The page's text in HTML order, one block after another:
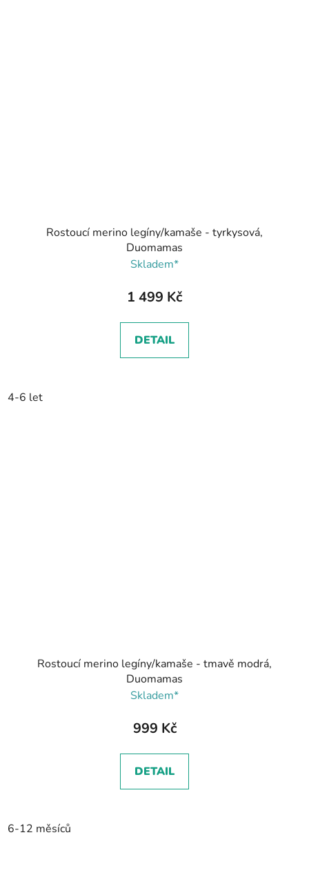
Rostoucí merino legíny/kamaše - tyrkysová,
Duomamas
Skladem*
1 499 Kč
DETAIL
4-6 let
Rostoucí merino legíny/kamaše - tmavě modrá,
Duomamas
Skladem*
999 Kč
DETAIL
6-12 měsíců